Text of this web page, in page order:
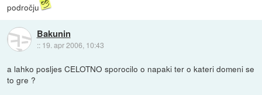
področju
Bakunin
:: 19. apr 2006, 10:43
a lahko posljes CELOTNO sporocilo o napaki ter o kateri domeni se
to gre ?